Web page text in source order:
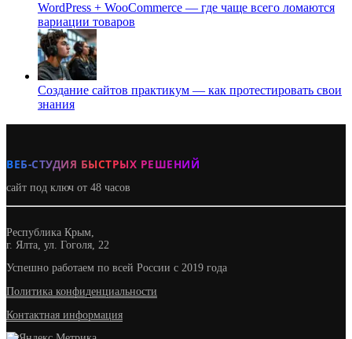
WordPress + WooCommerce — где чаще всего ломаются
вариации товаров
Создание сайтов практикум — как протестировать свои
знания
ВЕБ-СТУДИЯ БЫСТРЫХ РЕШЕНИЙ
сайт под ключ от 48 часов
Республика Крым,
г. Ялта, ул. Гоголя, 22
Успешно работаем по всей России с 2019 года
Политика конфиденциальности
Контактная информация